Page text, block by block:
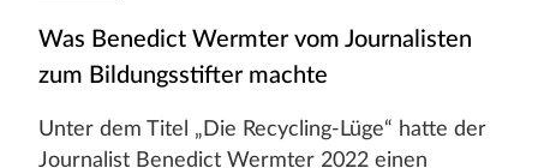
Was Benedict Wermter vom Journalisten
zum Bildungsstifter machte
Unter dem Titel „Die Recycling-Lüge“ hatte der
Journalist Benedict Wermter 2022 einen